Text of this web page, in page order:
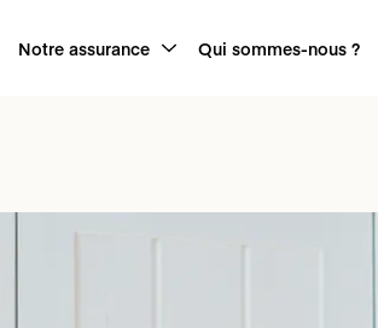
Notre assurance Qui sommes-nous ?